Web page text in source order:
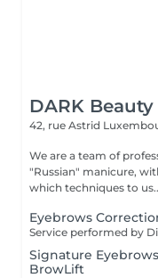
DARK
42, rue Astrid
We are a team of
"Russian" manicure, with
which techniques to
Eyebrows
Signature
BrowLift